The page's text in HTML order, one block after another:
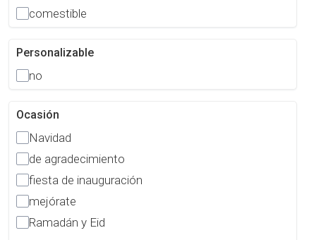
comestible
Personalizable
no
Ocasión
Navidad
de agradecimiento
fiesta de inauguración
mejórate
Ramadán y Eid